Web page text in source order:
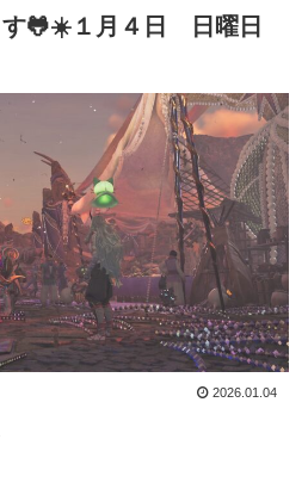
す🐸☀️１月４日 日曜日
2026.01.04